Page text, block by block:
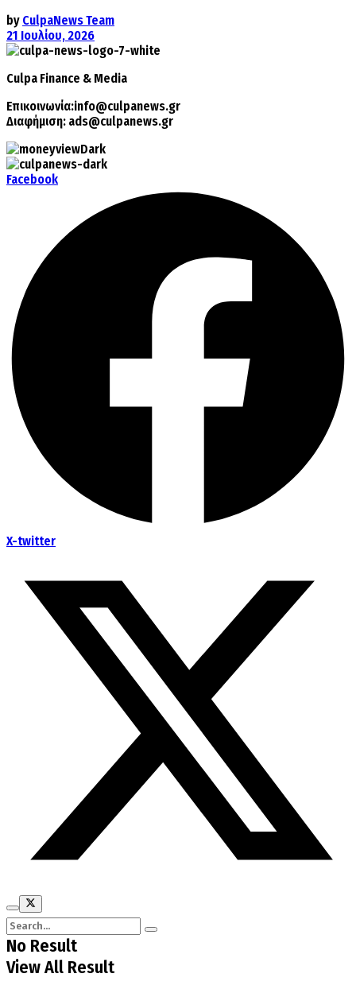
by CulpaNews Team
21 Ιουλίου, 2026
Culpa Finance & Media
Επικοινωνία:info@culpanews.gr
Διαφήμιση: ads@culpanews.gr
Facebook
X-twitter
No Result
View All Result